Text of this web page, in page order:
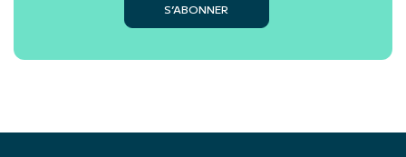
S’ABONNER